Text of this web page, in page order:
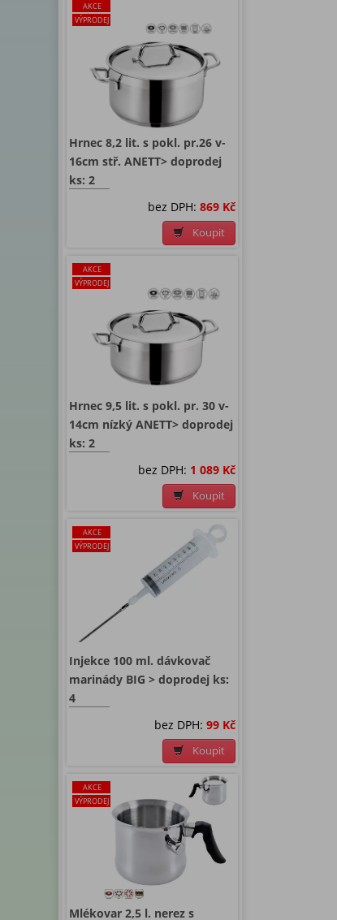
AKCE
VÝPRODEJ
Hrnec 8,2 lit. s pokl. pr.26 v-
16cm stř. ANETT> doprodej
ks: 2
bez DPH: 869 Kč
Koupit
AKCE
VÝPRODEJ
Hrnec 9,5 lit. s pokl. pr. 30 v-
14cm nízký ANETT> doprodej
ks: 2
bez DPH: 1 089 Kč
Koupit
AKCE
VÝPRODEJ
Injekce 100 ml. dávkovač
marinády BIG > doprodej ks:
4
bez DPH: 99 Kč
Koupit
AKCE
VÝPRODEJ
Mlékovar 2,5 l. nerez s